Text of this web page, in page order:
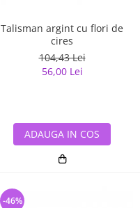
Talisman argint cu flori de
cires
104,43 Lei
56,00 Lei
ADAUGA IN COS
-46%